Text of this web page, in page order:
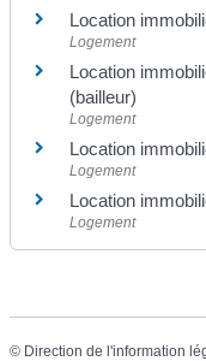
Location
Logement
Location
(bailleur)
Logement
Location
Logement
Location
Logement
© Direction de l'information